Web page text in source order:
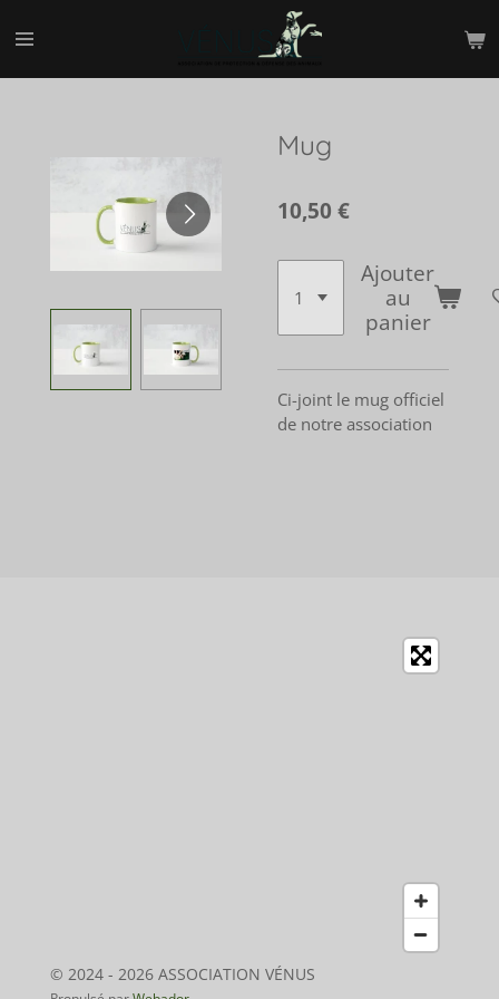
au
Mug
10,50 €
Ajouter
au
panier
Ci-joint le mug officiel
de notre association
© 2024 - 2026 ASSOCIATION VÉNUS